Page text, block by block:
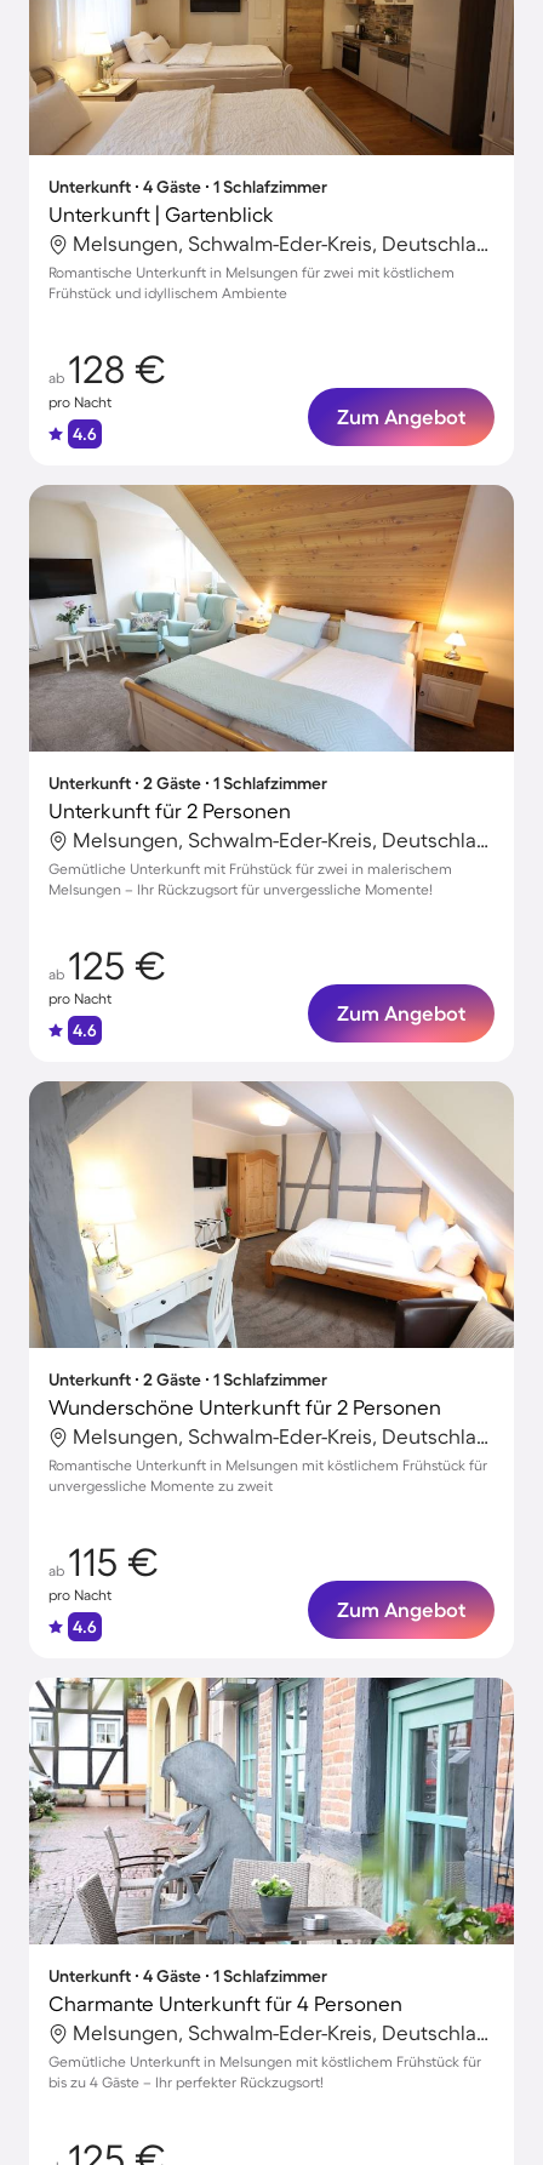
Unterkunft ∙ 4 Gäste ∙ 1 Schlafzimmer
Unterkunft | Gartenblick
Melsungen, Schwalm-Eder-Kreis, Deutschland
Romantische Unterkunft in Melsungen für zwei mit köstlichem
Frühstück und idyllischem Ambiente
ab 128 €
pro Nacht
4.6
Zum Angebot
Unterkunft ∙ 2 Gäste ∙ 1 Schlafzimmer
Unterkunft für 2 Personen
Melsungen, Schwalm-Eder-Kreis, Deutschland
Gemütliche Unterkunft mit Frühstück für zwei in malerischem
Melsungen – Ihr Rückzugsort für unvergessliche Momente!
ab 125 €
pro Nacht
4.6
Zum Angebot
Unterkunft ∙ 2 Gäste ∙ 1 Schlafzimmer
Wunderschöne Unterkunft für 2 Personen
Melsungen, Schwalm-Eder-Kreis, Deutschland
Romantische Unterkunft in Melsungen mit köstlichem Frühstück für
unvergessliche Momente zu zweit
ab 115 €
pro Nacht
4.6
Zum Angebot
Unterkunft ∙ 4 Gäste ∙ 1 Schlafzimmer
Charmante Unterkunft für 4 Personen
Melsungen, Schwalm-Eder-Kreis, Deutschland
Gemütliche Unterkunft in Melsungen mit köstlichem Frühstück für
bis zu 4 Gäste – Ihr perfekter Rückzugsort!